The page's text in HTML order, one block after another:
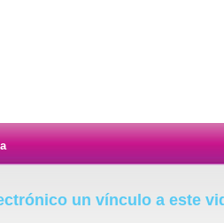
un vínculo a este